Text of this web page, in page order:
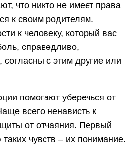
что никто не имеет права
к своим родителям.
к человеку, который вас
справедливо,
согласны с этим другие или
помогают уберечься от
всего ненависть к
от отчаяния. Первый
чувств – их понимание.